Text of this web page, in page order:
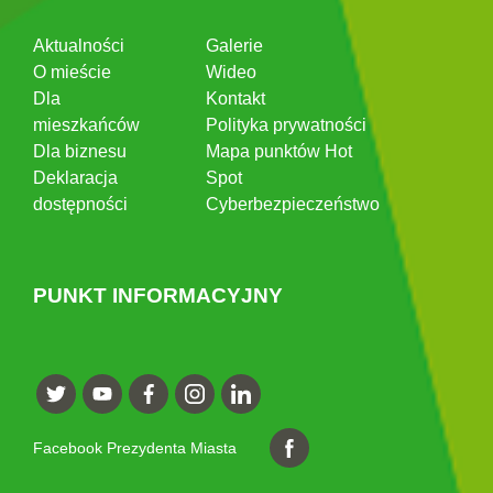
Aktualności
O mieście
Dla
mieszkańców
Dla biznesu
Deklaracja
dostępności
Galerie
Wideo
Kontakt
Polityka prywatności
Mapa punktów Hot
Spot
Cyberbezpieczeństwo
PUNKT INFORMACYJNY
Facebook Prezydenta Miasta